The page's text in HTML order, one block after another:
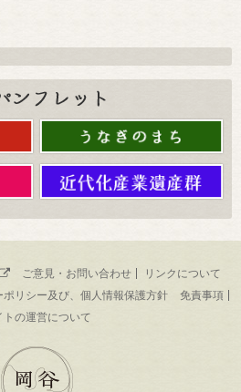
ご意見・お問い合わせ
リンクについて
ポリシー及び、個人情報保護方針
免責事項
トの運営について